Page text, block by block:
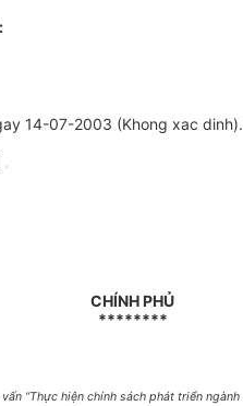
14-07-2003 (Khong xac
CHÍNH PHỦ
********
“Thực hiện chính sách phát triển